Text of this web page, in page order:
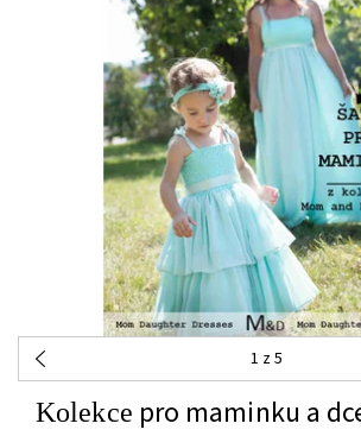
1 z 5
Kolekce pro maminku a